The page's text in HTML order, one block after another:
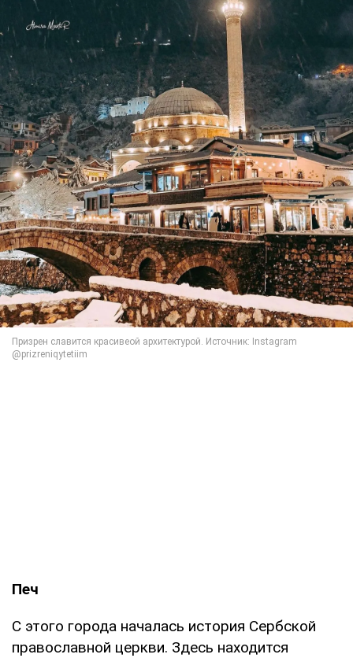
Печ
С этого города началась история Сербской
православной церкви. Здесь находится